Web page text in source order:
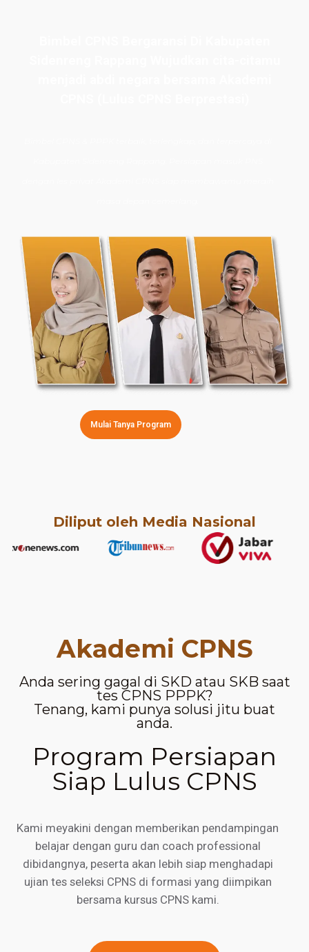
Mulai Tanya Program
Diliput oleh Media Nasional
Akademi CPNS
Anda sering gagal di SKD atau SKB saat
tes CPNS PPPK?
Tenang, kami punya solusi jitu buat
anda.
Program Persiapan
Siap Lulus CPNS
Kami meyakini dengan memberikan pendampingan
belajar dengan guru dan coach professional
dibidangnya, peserta akan lebih siap menghadapi
ujian tes seleksi CPNS di formasi yang diimpikan
bersama kursus CPNS kami.